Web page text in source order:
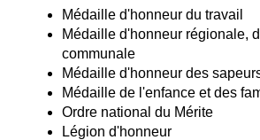
Médaille d'honneur du travail
Médaille d'honneur régionale,
communale
Médaille d'honneur des
Médaille de l'enfance et des
Ordre national du Mérite
Légion d'honneur